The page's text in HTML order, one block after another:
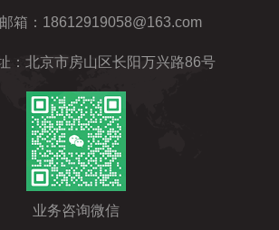
箱： 18612919058@163.com
：北京市房山区长阳万兴路86号
业务咨询微信